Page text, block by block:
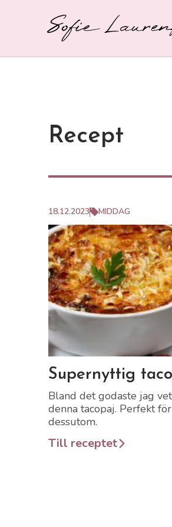
Hoppa
huvudinnehåll
Sofie Laurenz
Recept
18.12.2023 MIDDAG
Supernyttig
Bland det godaste jag
denna tacopaj. Perfekt
dessutom.
Till receptet